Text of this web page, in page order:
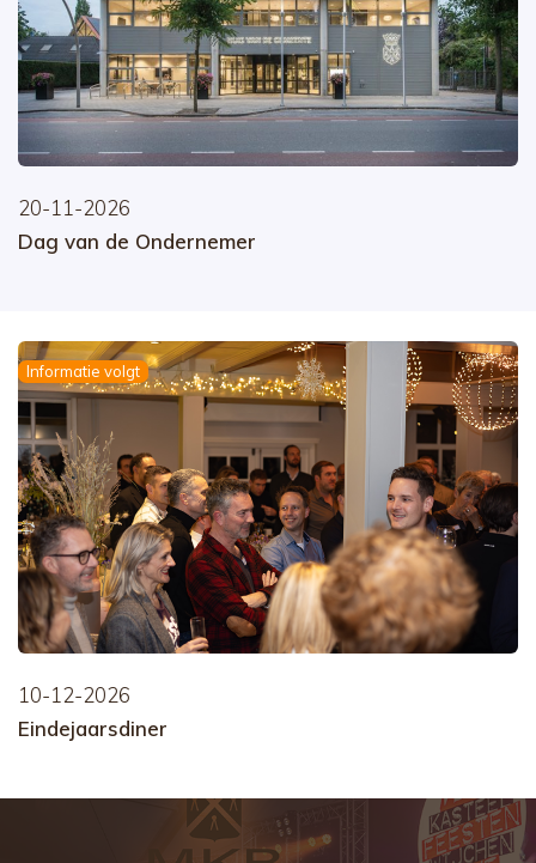
20-11-2026
Dag van de Ondernemer
Informatie volgt
10-12-2026
Eindejaarsdiner